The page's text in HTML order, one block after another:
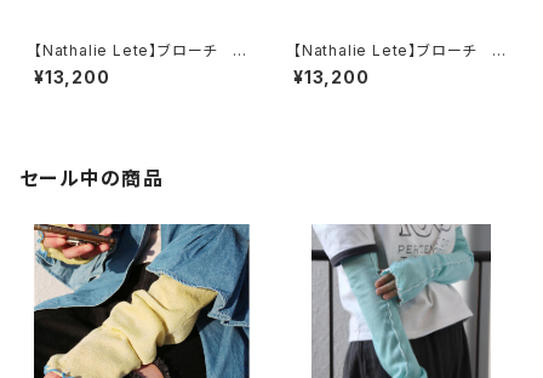
【Nathalie Lete】ブローチ M
AYA
¥13,200
【Nathalie Lete】ブローチ Bl
ack cat
¥13,200
セール中の商品